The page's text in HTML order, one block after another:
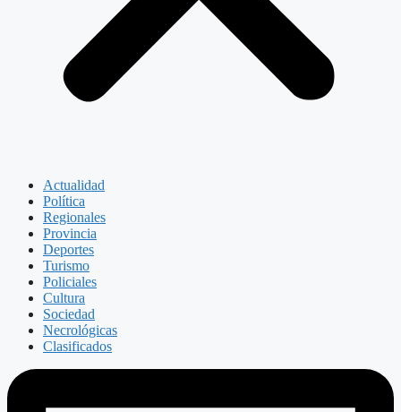
Actualidad
Política
Regionales
Provincia
Deportes
Turismo
Policiales
Cultura
Sociedad
Necrológicas
Clasificados